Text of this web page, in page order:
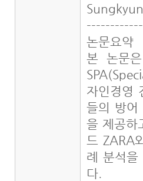
논문요약
본 논문
자인경영
들의 방어
을 제공하
드 ZARA
례 분석을
다.